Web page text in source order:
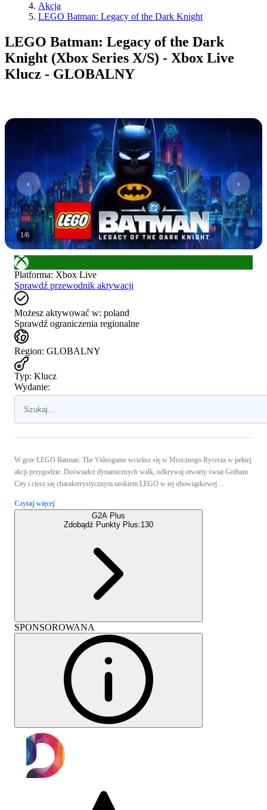
Akcja
LEGO Batman: Legacy of the Dark Knight
LEGO Batman: Legacy of the Dark
Knight (Xbox Series X/S) - Xbox Live
Klucz - GLOBALNY
1/6
Platforma: Xbox Live
Sprawdź przewodnik aktywacji
Możesz aktywować w: poland
Sprawdź ograniczenia regionalne
Region: GLOBALNY
Typ: Klucz
Wydanie:
W grze LEGO Batman: The Videogame wcielisz się w Mrocznego Rycerza w pełnej
akcji przygodzie. Doświadcz dynamicznych walk, odkrywaj otwarty świat Gotham
City i ciesz się charakterystycznym urokiem LEGO w tej obowiązkowej ...
Czytaj więcej
G2A Plus
Zdobądź Punkty Plus:130
SPONSOROWANA